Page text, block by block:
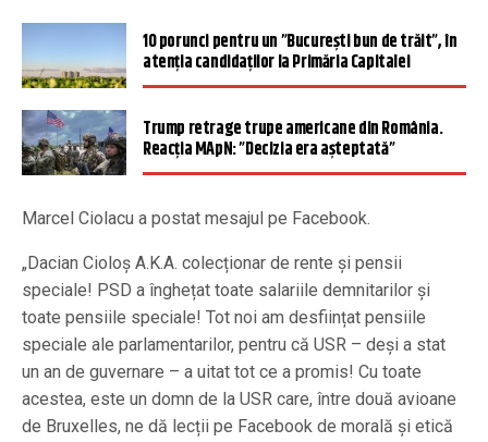
10 porunci pentru un ”București bun de trăit”, în
atenția candidaților la Primăria Capitalei
Trump retrage trupe americane din România.
Reacția MApN: ”Decizia era așteptată”
Marcel Ciolacu a postat mesajul pe Facebook.
„Dacian Cioloș A.K.A. colecționar de rente și pensii
speciale! PSD a înghețat toate salariile demnitarilor și
toate pensiile speciale! Tot noi am desființat pensiile
speciale ale parlamentarilor, pentru că USR – deși a stat
un an de guvernare – a uitat tot ce a promis! Cu toate
acestea, este un domn de la USR care, între două avioane
de Bruxelles, ne dă lecții pe Facebook de morală și etică